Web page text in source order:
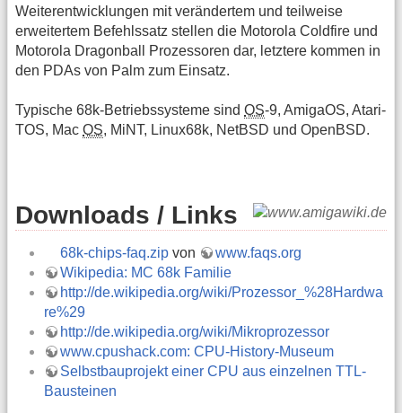
Weiterentwicklungen mit verändertem und teilweise
erweitertem Befehlssatz stellen die Motorola Coldfire und
Motorola Dragonball Prozessoren dar, letztere kommen in
den PDAs von Palm zum Einsatz.
Typische 68k-Betriebssysteme sind OS-9, AmigaOS, Atari-
TOS, Mac OS, MiNT, Linux68k, NetBSD und OpenBSD.
Downloads / Links
68k-chips-faq.zip von
www.faqs.org
Wikipedia: MC 68k Familie
http://de.wikipedia.org/wiki/Prozessor_%28Hardwa
re%29
http://de.wikipedia.org/wiki/Mikroprozessor
www.cpushack.com: CPU-History-Museum
Selbstbauprojekt einer CPU aus einzelnen TTL-
Bausteinen